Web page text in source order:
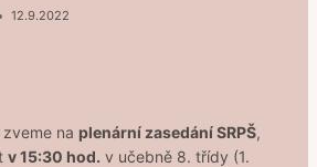
12.9.2022
na plenární zasedání SRPŠ,
v 15:30 hod. v učebně 8. třídy (1.